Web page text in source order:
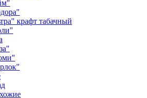
крафт табачный